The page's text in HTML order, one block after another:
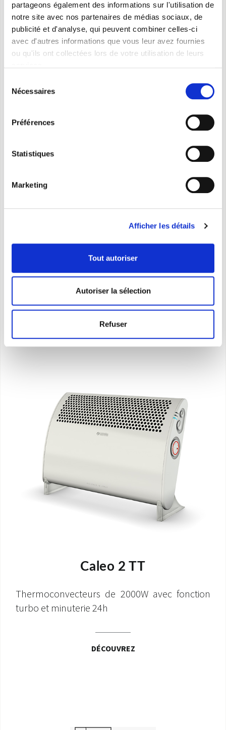
partageons également des informations sur l'utilisation de
notre site avec nos partenaires de médias sociaux, de
publicité et d'analyse, qui peuvent combiner celles-ci
avec d'autres informations que vous leur avez fournies
ou qu'ils ont collectées lors de votre utilisation de leurs
Nécessaires
Préférences
Statistiques
Marketing
Afficher les détails
Tout autoriser
Autoriser la sélection
Refuser
Caleo 2 T
DÉCOUVREZ
Caleo 2 TT
Thermoconvecteurs de 2000W avec fonction
turbo et minuterie 24h
DÉCOUVREZ